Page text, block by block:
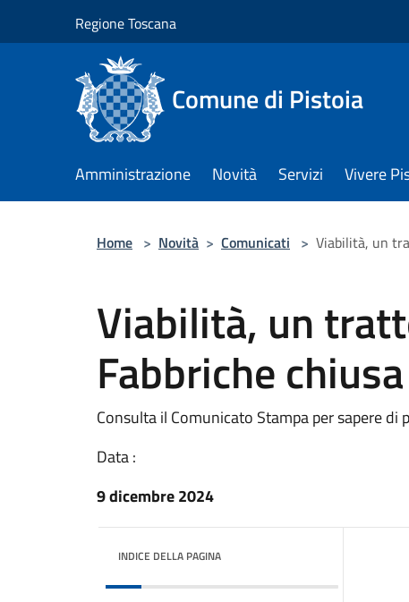
Regione Toscana
Comune di Pistoia
Amministrazione Novità Servizi Vivere
Home > Novità > Comunicati > Viabilità, un
Viabilità, un
Fabbriche
Consulta il Comunicato Stampa per sapere di
Data :
9 dicembre 2024
INDICE DELLA PAGINA